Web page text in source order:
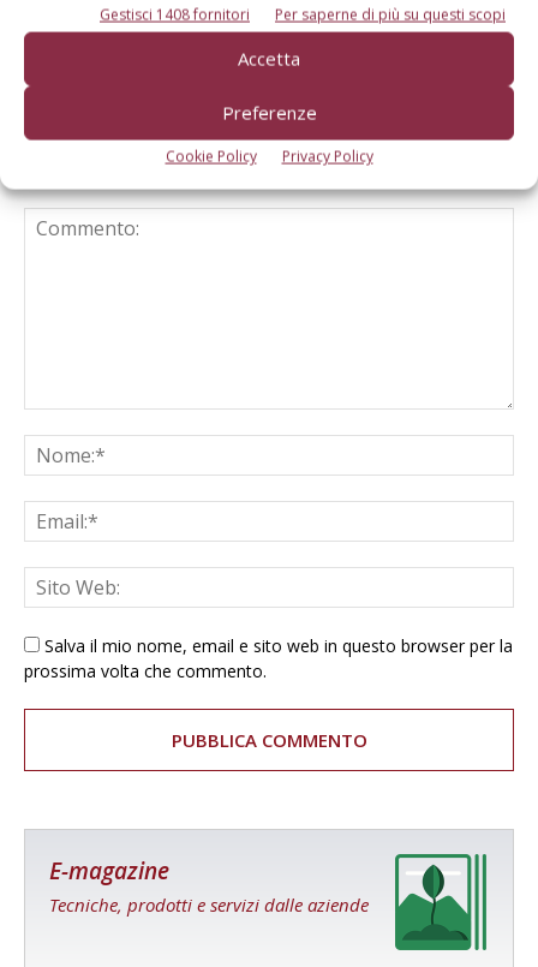
Gestisci 1408 fornitori Per saperne di più su questi scopi
Accetta
Preferenze
Cookie Policy Privacy Policy
Salva il mio nome, email e sito web in questo browser per la
prossima volta che commento.
E-magazine
Tecniche, prodotti e servizi dalle aziende